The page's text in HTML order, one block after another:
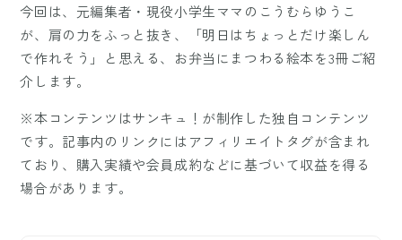
今回は、元編集者・現役小学生ママのこうむらゆうこ
が、肩の力をふっと抜き、「明日はちょっとだけ楽しん
で作れそう」と思える、お弁当にまつわる絵本を3冊ご紹
介します。
※本コンテンツはサンキュ！が制作した独自コンテンツ
です。記事内のリンクにはアフィリエイトタグが含まれ
ており、購入実績や会員成約などに基づいて収益を得る
場合があります。